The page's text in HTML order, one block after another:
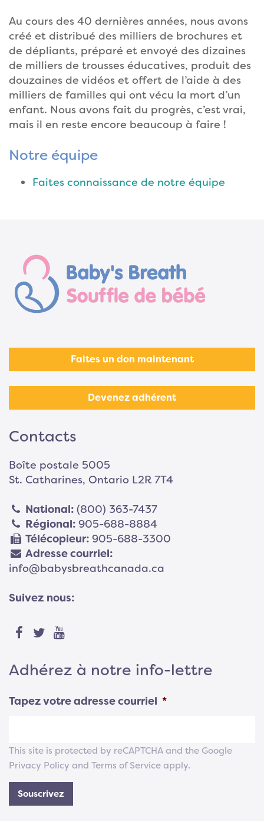
Au cours des 40 dernières années, nous avons
créé et distribué des milliers de brochures et
de dépliants, préparé et envoyé des dizaines
de milliers de trousses éducatives, produit des
douzaines de vidéos et offert de l’aide à des
milliers de familles qui ont vécu la mort d’un
enfant. Nous avons fait du progrès, c’est vrai,
mais il en reste encore beaucoup à faire !
Notre équipe
Faites connaissance de notre équipe
Faites un don maintenant
Devenez adhérent
Contacts
Boîte postale 5005
St. Catharines, Ontario L2R 7T4
National: (800) 363-7437
Régional: 905-688-8884
Télécopieur: 905-688-3300
Adresse courriel:
info@babysbreathcanada.ca
Suivez nous:
Adhérez à notre info-lettre
Tapez votre adresse courriel *
This site is protected by reCAPTCHA and the Google
Privacy Policy and Terms of Service apply.
Souscrivez